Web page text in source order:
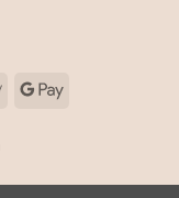
Apple
Google